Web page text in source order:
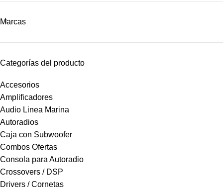
Marcas
Categorías del producto
Accesorios
Amplificadores
Audio Linea Marina
Autoradios
Caja con Subwoofer
Combos Ofertas
Consola para Autoradio
Crossovers / DSP
Drivers / Cornetas